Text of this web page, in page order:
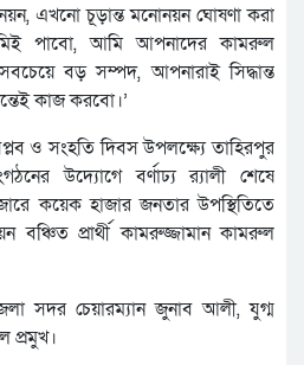
এখনো চূড়ান্ত মনোনয়ন ঘোষণা করা
পাবো, আমি আপনাদের কামরুল
বড় সম্পদ, আপনারাই সিদ্ধান্ত
কাজ করবো।’
ও সংহতি দিবস উপলক্ষ্যে তাহিরপুর
উদ্যোগে বর্ণাঢ্য র‌্যালী শেষে
কয়েক হাজার জনতার উপস্থিতিতে
প্রার্থী কামরুজ্জামান কামরুল
সদর চেয়ারম্যান জুনাব আলী, যুগ্ম
প্রমুখ।